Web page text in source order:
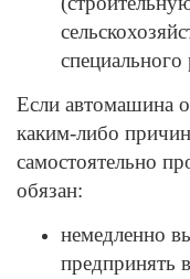
Если автомашина
каким-либо
самостоятельно
обязан:
немедленно
предпринять